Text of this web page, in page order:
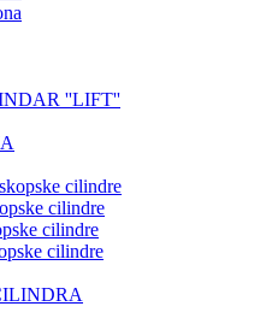
''LIFT''
cilindre
cilindre
cilindre
cilindre